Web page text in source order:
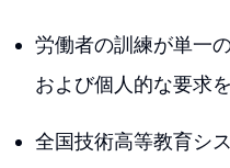
労働者の訓練が単一
および個人的な要求
全国技術高等教育シ